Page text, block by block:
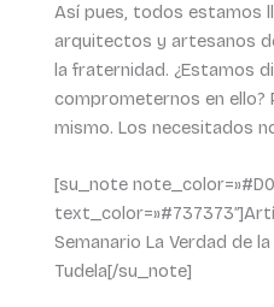
Así pues, todos estamos
arquitectos y artesanos
la fraternidad. ¿Estamos
comprometernos en ello?
mismo. Los necesitados
[su_note
Semanario La Verdad de
Tudela[/su_note]